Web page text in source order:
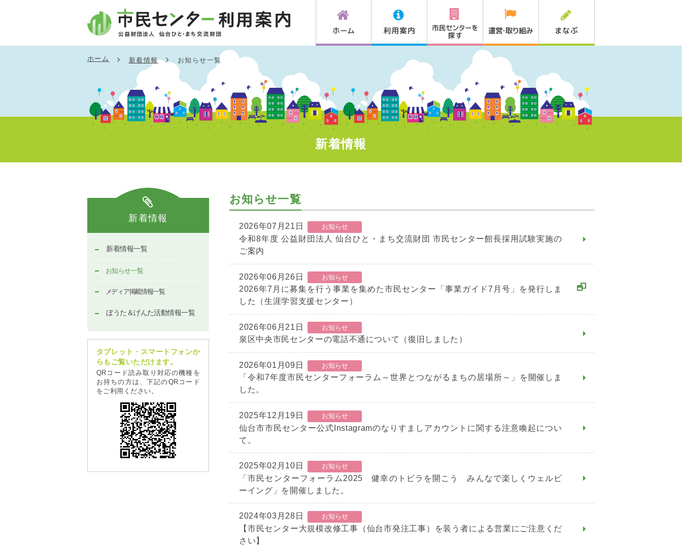
ホーム 新着情報 お知らせ一覧
新着情報
新着情報
新着情報一覧
お知らせ一覧
メディア掲載情報一覧
ぼうた＆げんた活動情報一覧
タブレット・スマートフォンか
らもご覧いただけます。
QRコード読み取り対応の機種を
お持ちの方は、下記のQRコード
をご利用ください。
お知らせ一覧
2026年07月21日 お知らせ
令和8年度 公益財団法人 仙台ひと・まち交流財団 市民センター館長採用試験実施の
ご案内
2026年06月26日 お知らせ
2026年7月に募集を行う事業を集めた市民センター「事業ガイド7月号」を発行しま
した（生涯学習支援センター）
2026年06月21日 お知らせ
泉区中央市民センターの電話不通について（復旧しました）
2026年01月09日 お知らせ
「令和7年度市民センターフォーラム～世界とつながるまちの居場所～」を開催しま
した。
2025年12月19日 お知らせ
仙台市市民センター公式Instagramのなりすましアカウントに関する注意喚起につい
て。
2025年02月10日 お知らせ
「市民センターフォーラム2025 健幸のトビラを開こう みんなで楽しくウェルビ
ーイング」を開催しました。
2024年03月28日 お知らせ
【市民センター大規模改修工事（仙台市発注工事）を装う者による営業にご注意くだ
さい】